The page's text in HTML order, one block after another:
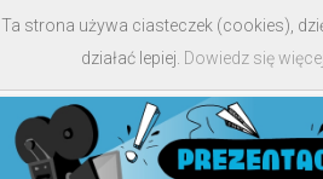
Ta strona używa ciasteczek (cookies),
działać lepiej. Dowiedz się więcej